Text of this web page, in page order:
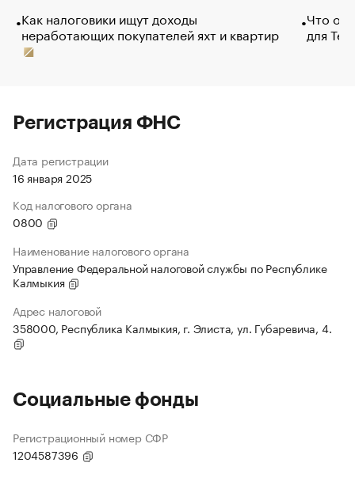
Как налоговики ищут доходы
неработающих покупателей яхт и квартир
Что
для
Регистрация ФНС
Дата регистрации
16 января 2025
Код налогового органа
0800
Наименование налогового органа
Управление Федеральной налоговой службы по Республике
Калмыкия
Адрес налоговой
358000, Республика Калмыкия, г. Элиста, ул. Губаревича, 4.
Социальные фонды
Регистрационный номер СФР
1204587396